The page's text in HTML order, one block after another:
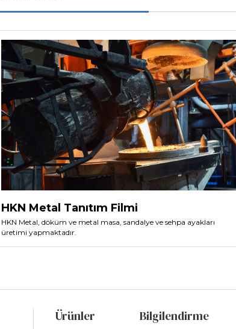
HKN Metal Tanıtım Filmi
HKN Metal, döküm ve metal masa, sandalye ve sehpa ayakları
üretimi yapmaktadır.
Ürünler Bilgilendirme